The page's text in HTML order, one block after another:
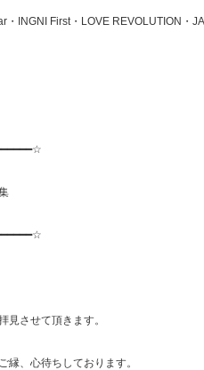
・INGNI First・LOVE REVOLUTION・
見させて頂きます。
縁、心待ちしております。